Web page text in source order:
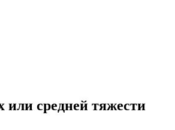
или средней тяжести